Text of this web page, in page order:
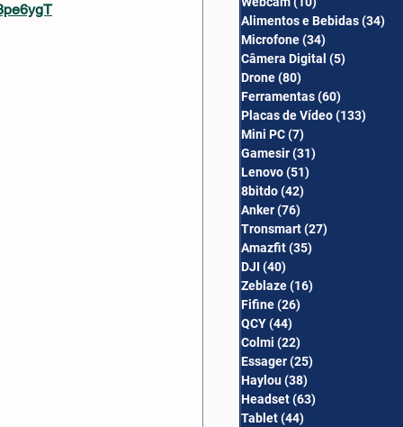
Alimentos e Bebidas(34)
Microfone(34)
Câmera Digital (5)
Drone(80)
Ferramentas(60)
Placas de Vídeo(133)
Mini PC(7)
Gamesir(31)
Lenovo(51)
8bitdo(42)
Anker(76)
Tronsmart(27)
Amazfit(35)
DJI (40)
Zeblaze(16)
Fifine(26)
QCY(44)
Colmi (22)
Essager(25)
Haylou(38)
Headset(63)
Tablet(44)